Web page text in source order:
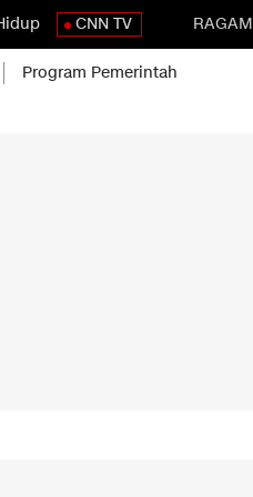
CNN TV RAGAM
Program Pemerintah